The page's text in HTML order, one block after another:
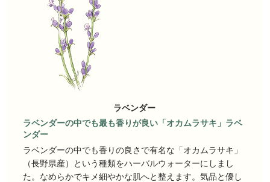
ラベンダー
ラベンダーの中でも最も香りが良い「オカムラサキ」ラベ
ンダー
ラベンダーの中でも香りの良さで有名な「オカムラサキ」
（長野県産）という種類をハーバルウォーターにしまし
た。なめらかでキメ細やかな肌へと整えます。気品と優し